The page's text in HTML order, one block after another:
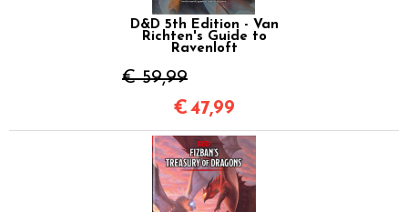
D&D 5th Edition - Van
Richten's Guide to
Ravenloft
€ 59,99
€47,99